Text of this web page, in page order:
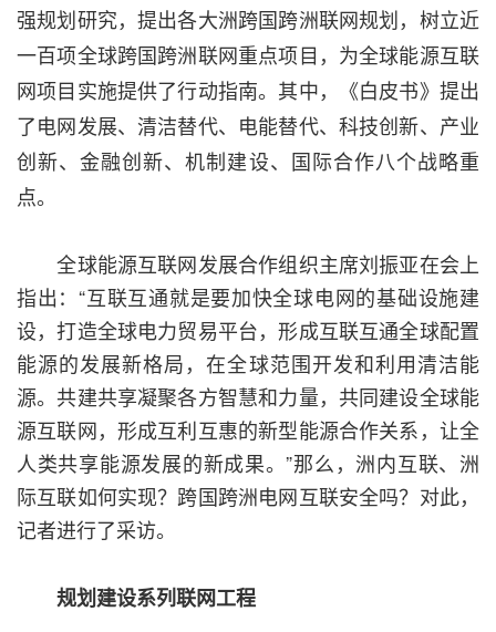
强规划研究，提出各大洲跨国跨洲联网规划，树立近
一百项全球跨国跨洲联网重点项目，为全球能源互联
网项目实施提供了行动指南。其中，《白皮书》提出
了电网发展、清洁替代、电能替代、科技创新、产业
创新、金融创新、机制建设、国际合作八个战略重
点。
全球能源互联网发展合作组织主席刘振亚在会上
指出：“互联互通就是要加快全球电网的基础设施建
设，打造全球电力贸易平台，形成互联互通全球配置
能源的发展新格局，在全球范围开发和利用清洁能
源。共建共享凝聚各方智慧和力量，共同建设全球能
源互联网，形成互利互惠的新型能源合作关系，让全
人类共享能源发展的新成果。”那么，洲内互联、洲
际互联如何实现？跨国跨洲电网互联安全吗？对此，
记者进行了采访。
规划建设系列联网工程